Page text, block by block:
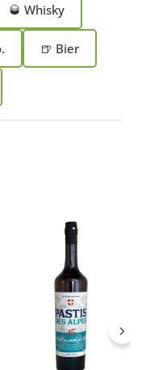
🥃 Whisky
🍺 Bier